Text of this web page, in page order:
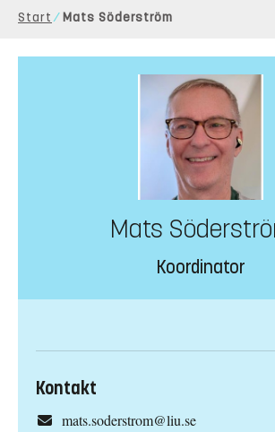
Start Mats Söderström
Mats
Koordinator
Kontakt
mats.soderstrom@liu.se